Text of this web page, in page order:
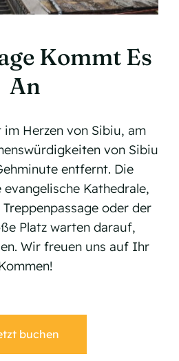
Kommt Es
An
Herzen von Sibiu, am
von Sibiu
entfernt. Die
Kathedrale,
oder der
Platz warten darauf,
Wir freuen uns auf Ihr
buchen